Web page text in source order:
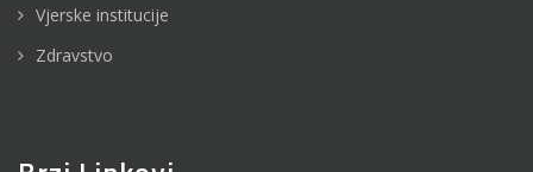
Vjerske institucije
Zdravstvo